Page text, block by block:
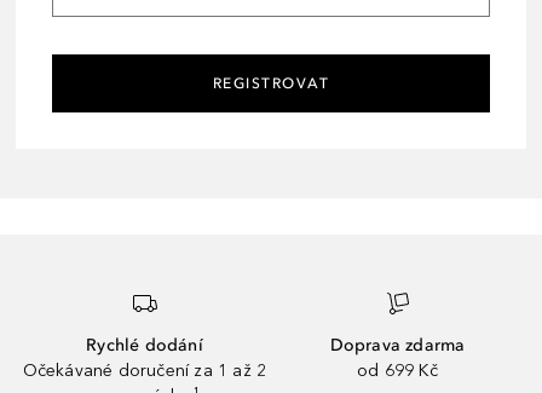
REGISTROVAT
Rychlé dodání
Očekávané doručení za 1 až 2
Doprava zdarma
od 699 Kč